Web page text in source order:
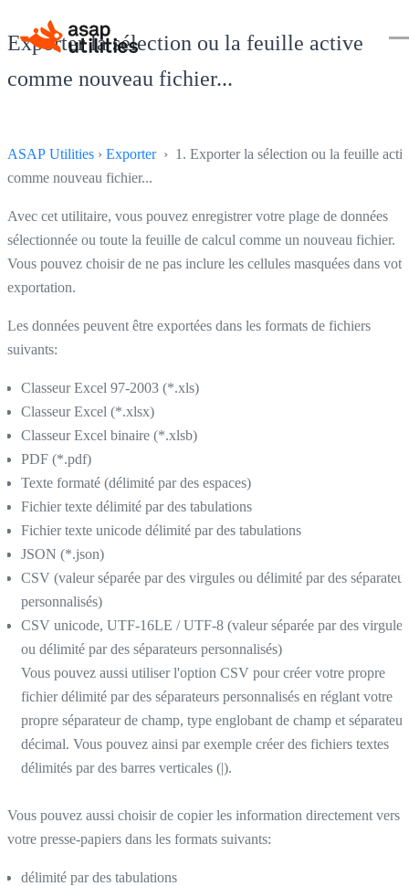
Exporter la sélection ou la feuille active
comme nouveau fichier...
ASAP Utilities › Exporter› 1. Exporter la sélection ou la feuille
comme nouveau fichier...
Avec cet utilitaire, vous pouvez enregistrer votre plage de données
sélectionnée ou toute la feuille de calcul comme un nouveau fichier.
Vous pouvez choisir de ne pas inclure les cellules masquées dans
exportation.
Les données peuvent être exportées dans les formats de fichiers
suivants:
Classeur Excel 97-2003 (*.xls)
Classeur Excel (*.xlsx)
Classeur Excel binaire (*.xlsb)
PDF (*.pdf)
Texte formaté (délimité par des espaces)
Fichier texte délimité par des tabulations
Fichier texte unicode délimité par des tabulations
JSON (*.json)
CSV (valeur séparée par des virgules ou délimité par des
personnalisés)
CSV unicode, UTF-16LE / UTF-8 (valeur séparée par des virgules
ou délimité par des séparateurs personnalisés)
Vous pouvez aussi utiliser l'option CSV pour créer votre propre
fichier délimité par des séparateurs personnalisés en réglant votre
propre séparateur de champ, type englobant de champ et séparateur
décimal. Vous pouvez ainsi par exemple créer des fichiers textes
délimités par des barres verticales (|).
Vous pouvez aussi choisir de copier les information directement vers
votre presse-papiers dans les formats suivants:
délimité par des tabulations